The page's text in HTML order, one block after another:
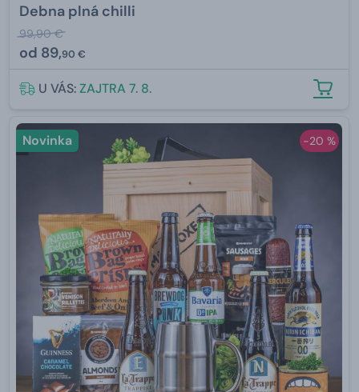
Debna plná chilli
99,90 €
od 89,90 €
U VÁS:ZAJTRA 7. 8.
-20 %
Novinka